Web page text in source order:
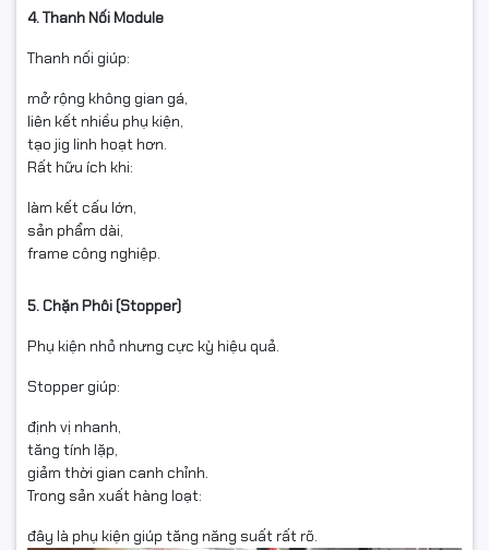
4. Thanh Nối Module
Thanh nối giúp:
mở rộng không gian gá,
liên kết nhiều phụ kiện,
tạo jig linh hoạt hơn.
Rất hữu ích khi:
làm kết cấu lớn,
sản phẩm dài,
frame công nghiệp.
5. Chặn Phôi (Stopper)
Phụ kiện nhỏ nhưng cực kỳ hiệu quả.
Stopper giúp:
định vị nhanh,
tăng tính lặp,
giảm thời gian canh chỉnh.
Trong sản xuất hàng loạt:
đây là phụ kiện giúp tăng năng suất rất rõ.